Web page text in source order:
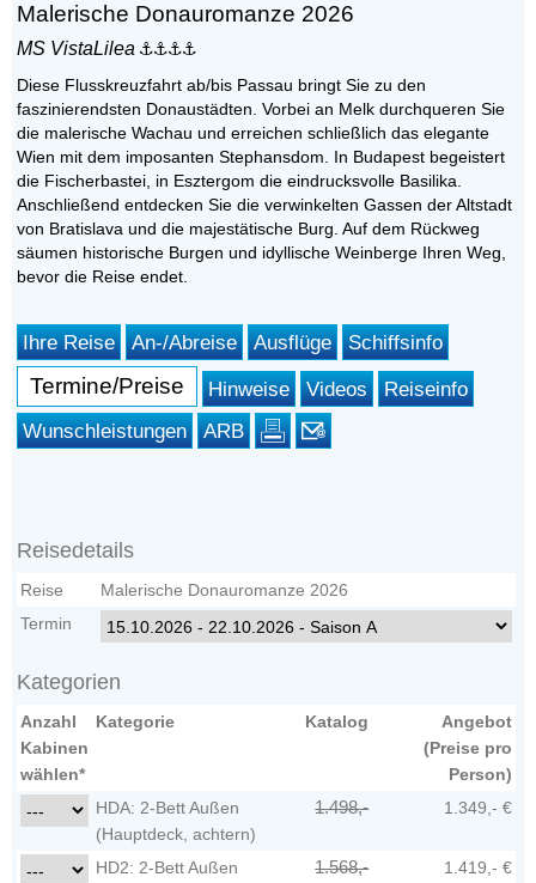
Malerische Donauromanze 2026
MS VistaLilea
Diese Flusskreuzfahrt ab/bis Passau bringt Sie zu den
faszinierendsten Donaustädten. Vorbei an Melk durchqueren Sie
die malerische Wachau und erreichen schließlich das elegante
Wien mit dem imposanten Stephansdom. In Budapest begeistert
die Fischerbastei, in Esztergom die eindrucksvolle Basilika.
Anschließend entdecken Sie die verwinkelten Gassen der Altstadt
von Bratislava und die majestätische Burg. Auf dem Rückweg
säumen historische Burgen und idyllische Weinberge Ihren Weg,
bevor die Reise endet.
Ihre Reise An-/Abreise Ausflüge Schiffsinfo
Termine/Preise Hinweise Videos
Reiseinfo
Wunschleistungen
ARB
Reisedetails
Reise
Malerische Donauromanze 2026
Termin
Kategorien
Anzahl
Kabinen
wählen*
Kategorie Katalog
Angebot
(Preise pro
Person)
HDA: 2-Bett Außen
(Hauptdeck, achtern)
1.498,- 1.349,- €
HD2: 2-Bett Außen
1.568,- 1.419,- €